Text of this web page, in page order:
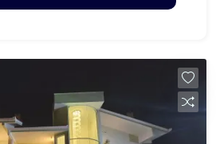
do imóvel: 3 dormitórios,
para os dias de lazer,
área gourmet ideal para
acabamentos
bom gosto. Cada detalhe